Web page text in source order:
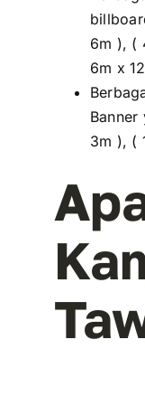
6m ), (
6m x
3m ), (